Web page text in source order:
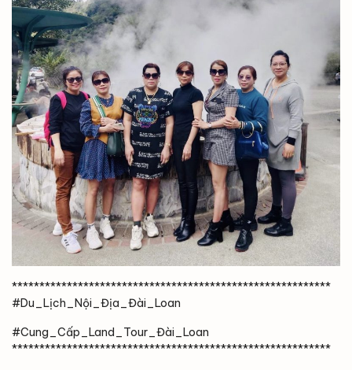
**********************************************************
#Du_Lịch_Nội_Địa_Đài_Loan
#Cung_Cấp_Land_Tour_Đài_Loan
**********************************************************